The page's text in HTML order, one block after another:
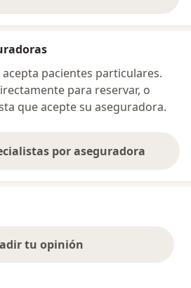
sobre la dirección
pacientes particulares.
para reservar, o
que acepte su aseguradora.
por aseguradora
tu opinión